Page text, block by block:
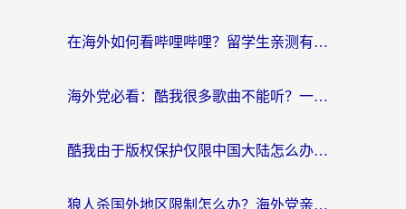
在海外如何看哔哩哔哩？留学生亲测有效的回国加速指南
海外党必看：酷我很多歌曲不能听？一招解决优酷版权限制+B站地域问题！
酷我由于版权保护仅限中国大陆怎么办？海外党亲测有效的解锁指南
狼人杀国外地区限制怎么办？海外党亲测有效的全场景回国加速指南